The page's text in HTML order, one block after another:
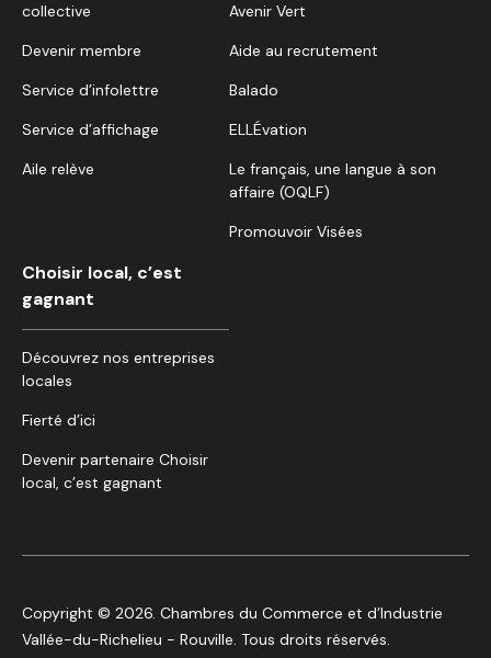
collective
Devenir membre
Service d’infolettre
Service d’affichage
Aile relève
Avenir Vert
Aide au recrutement
Balado
ELLÉvation
Le français, une langue à son
affaire (OQLF)
Promouvoir Visées
Choisir local, c’est
gagnant
Découvrez nos entreprises
locales
Fierté d’ici
Devenir partenaire Choisir
local, c’est gagnant
Copyright © 2026. Chambres du Commerce et d’Industrie
Vallée-du-Richelieu - Rouville. Tous droits réservés.